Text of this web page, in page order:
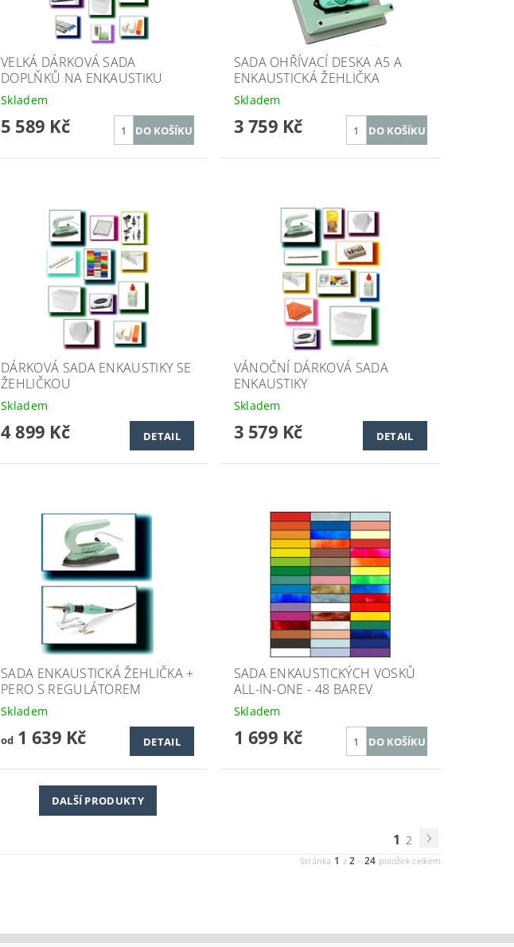
VELKÁ DÁRKOVÁ SADA
DOPLŇKŮ NA ENKAUSTIKU
Skladem
5 589 Kč
SADA OHŘÍVACÍ DESKA A5 A
ENKAUSTICKÁ ŽEHLIČKA
Skladem
3 759 Kč
DÁRKOVÁ SADA ENKAUSTIKY SE
ŽEHLIČKOU
Skladem
4 899 Kč DETAIL
VÁNOČNÍ DÁRKOVÁ SADA
ENKAUSTIKY
Skladem
3 579 Kč DETAIL
SADA ENKAUSTICKÁ ŽEHLIČKA +
PERO S REGULÁTOREM
Skladem
od1 639 Kč DETAIL
SADA ENKAUSTICKÝCH VOSKŮ
ALL-IN-ONE - 48 BAREV
Skladem
1 699 Kč
DALŠÍ PRODUKTY
1 2
Stránka 1 z2 - 24 položek celkem